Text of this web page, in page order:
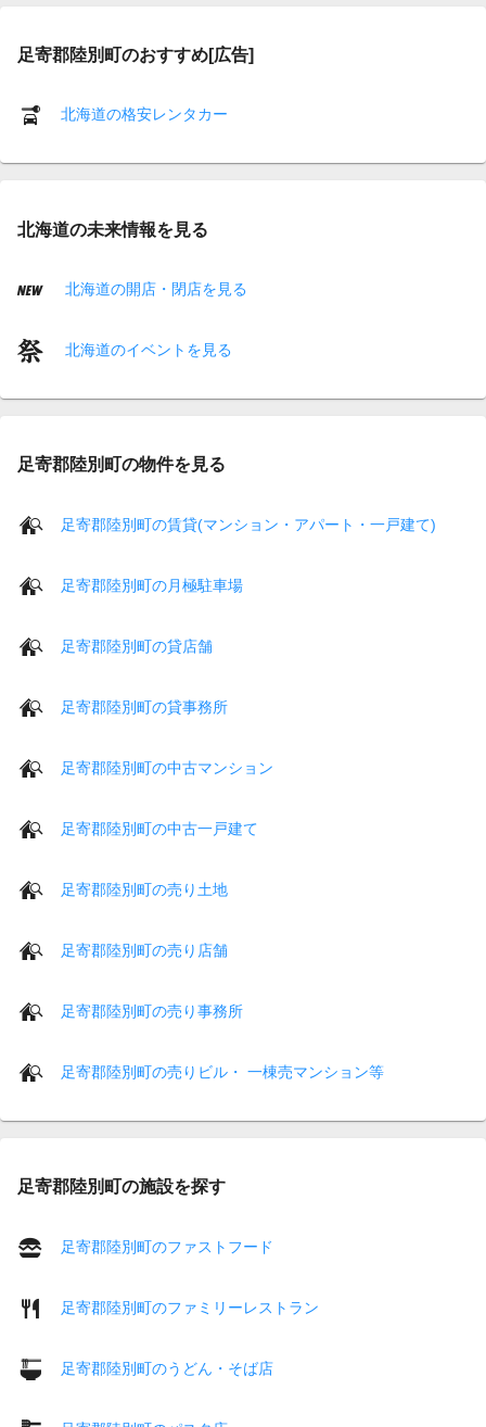
足寄郡陸別町のおすすめ[広告]
北海道の格安レンタカー
北海道の未来情報を見る
北海道の開店・閉店を見る
北海道のイベントを見る
足寄郡陸別町の物件を見る
足寄郡陸別町の賃貸(マンション・アパート・一戸建て)
足寄郡陸別町の月極駐車場
足寄郡陸別町の貸店舗
足寄郡陸別町の貸事務所
足寄郡陸別町の中古マンション
足寄郡陸別町の中古一戸建て
足寄郡陸別町の売り土地
足寄郡陸別町の売り店舗
足寄郡陸別町の売り事務所
足寄郡陸別町の売りビル・ 一棟売マンション等
足寄郡陸別町の施設を探す
足寄郡陸別町のファストフード
足寄郡陸別町のファミリーレストラン
足寄郡陸別町のうどん・そば店